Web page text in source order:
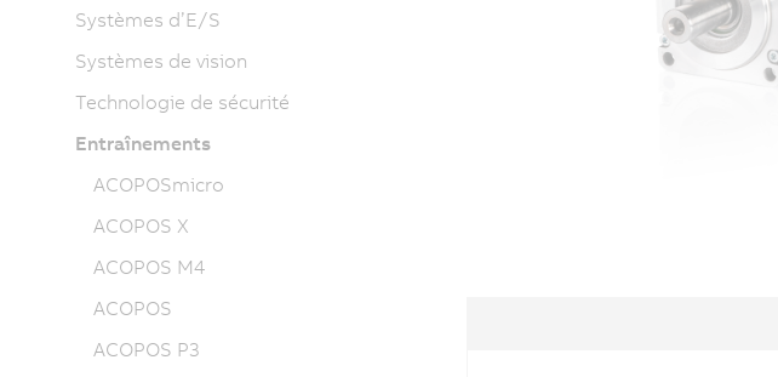
Systèmes d’E/S
Systèmes de vision
Technologie de sécurité
Entraînements
ACOPOSmicro
ACOPOS X
ACOPOS M4
ACOPOS
ACOPOS P3